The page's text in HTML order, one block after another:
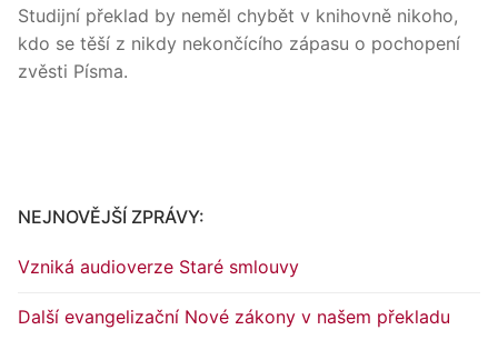
Studijní překlad by neměl chybět v knihovně nikoho,
kdo se těší z nikdy nekončícího zápasu o pochopení
zvěsti Písma.
NEJNOVĚJŠÍ ZPRÁVY:
Vzniká audioverze Staré smlouvy
Další evangelizační Nové zákony v našem překladu